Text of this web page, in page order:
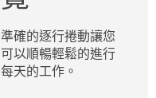
準確的逐行捲動讓您
可以順暢輕鬆的進行
每天的工作。